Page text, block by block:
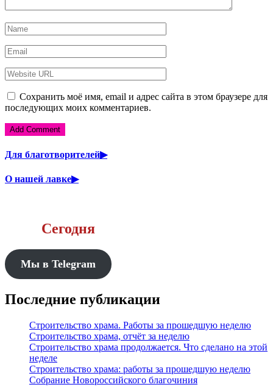
Сохранить моё имя, email и адрес сайта в этом браузере для
последующих моих комментариев.
Для благотворителей▶
О нашей лавке▶
Сегодня
Мы в Telegram
Последние публикации
Строительство храма. Работы за прошедшую неделю
Строительство храма, отчёт за неделю
Строительство храма продолжается. Что сделано на этой
неделе
Строительство храма: работы за прошедшую неделю
Собрание Новороссийского благочиния